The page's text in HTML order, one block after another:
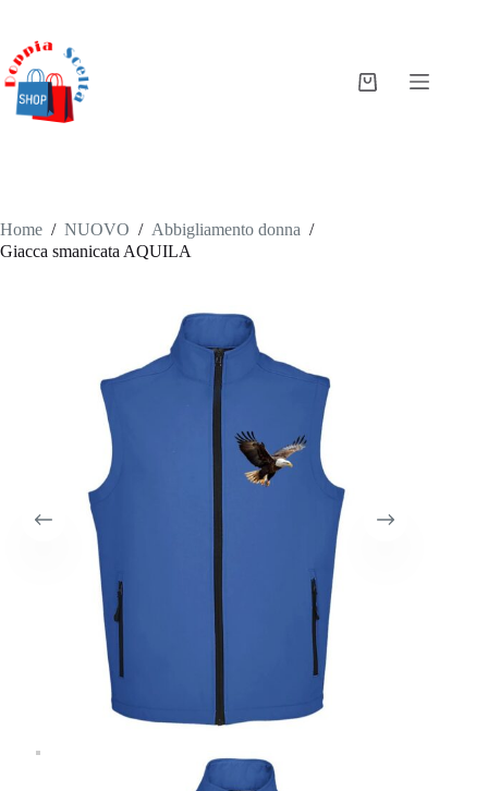
contenuto
Carrello
Home / NUOVO / Abbigliamento donna /
Giacca smanicata AQUILA